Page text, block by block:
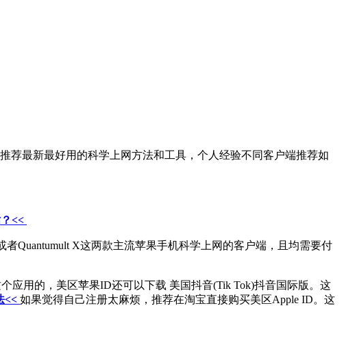
荐最新最好用的科学上网方法和工具，个人经验不同客户端推荐如
<<
者Quantumult X这两款主流苹果手机科学上网的客户端，且均需要付
应用的，美区苹果ID还可以下载 美国抖音(Tik Tok)抖音国际版。这
<< 如果觉得自己注册太麻烦，推荐在淘宝直接购买美区Apple ID。这